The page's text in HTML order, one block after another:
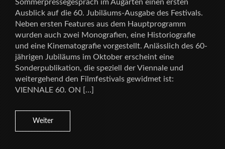
Sommerpressegespräch im Augarten einen ersten
Ausblick auf die 60. Jubiläums-Ausgabe des Festivals.
Neben ersten Features aus dem Hauptprogramm
wurden auch zwei Monografien, eine Historiografie
und eine Kinematografie vorgestellt. Anlässlich des 60-
jährigen Jubiläums im Oktober erscheint eine
Sonderpublikation, die speziell der Viennale und
weitergehend den Filmfestivals gewidmet ist:
VIENNALE 60. ON […]
Weiter